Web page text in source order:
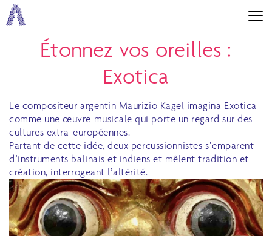
Étonnez vos oreilles :
Exotica
Le compositeur argentin Maurizio Kagel imagina Exotica
comme une œuvre musicale qui porte un regard sur des
cultures extra-européennes.
Partant de cette idée, deux percussionnistes s’emparent
d’instruments balinais et indiens et mêlent tradition et
création, interrogeant l’altérité.